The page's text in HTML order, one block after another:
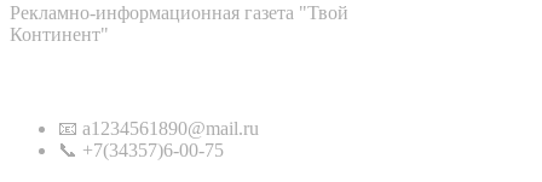
Рекламно-информационная газета "Твой
Континент"
📧 a1234561890@mail.ru
📞 +7(34357)6-00-75